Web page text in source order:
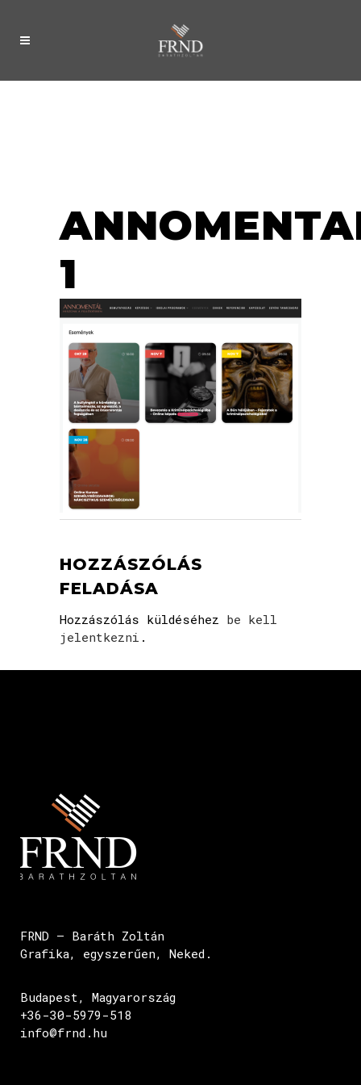
1
HOZZÁSZÓLÁS
FELADÁSA
Hozzászólás küldéséhez be kell
jelentkezni .
FRND – Baráth Zoltán
Grafika, egyszerűen, Neked.
Budapest, Magyarország
+36-30-5979-518
info@frnd.hu